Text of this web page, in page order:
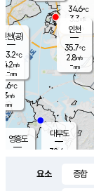
의도
℃
m/s
mm
영흥도
대부도
32.4
34.6℃
3.3 m/s
-mm
인천(공)
33.2℃
4.2m/s
-mm
인천
35.7℃
2.8m/s
-mm
요소